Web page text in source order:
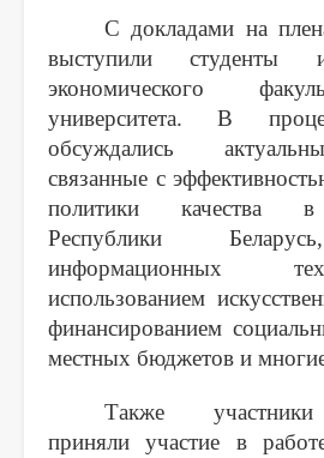
С докладами на
выступили студенты
экономического
университета. В
обсуждались
связанные с
политики качества в
Республики
информационных
использованием
финансированием
местных бюджетов и
Также
приняли участие в